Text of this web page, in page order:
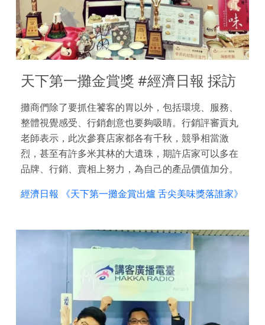
天下第一攤金賞獎 #經濟日報 採訪
攤商們除了要抓住饕客的胃以外，包括環境、服務、
整體視覺感受、行銷創意也要夠吸睛。行銷評審貢丸
老師表示，此次參賽店家都各有千秋，競爭相當激
烈，甚至有許多米其林的大遺珠，期許店家可以多在
品牌、行銷、賣相上努力，為自己的產品價值加分。
經濟日報 《天下第一攤金賞出爐 舌尖美味獎落誰家》